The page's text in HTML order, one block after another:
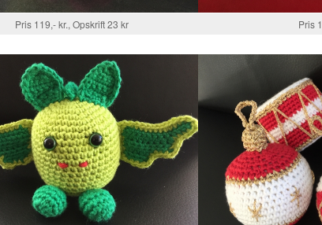
Pris 119,- kr., Opskrift 23 kr Pris